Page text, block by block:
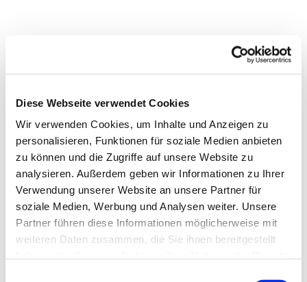
Diese Webseite verwendet Cookies
Wir verwenden Cookies, um Inhalte und Anzeigen zu
personalisieren, Funktionen für soziale Medien anbieten
zu können und die Zugriffe auf unsere Website zu
analysieren. Außerdem geben wir Informationen zu Ihrer
Verwendung unserer Website an unsere Partner für
soziale Medien, Werbung und Analysen weiter. Unsere
Partner führen diese Informationen möglicherweise mit
weiteren Daten zusammen, die Sie ihnen bereitgestellt
Dies könnte Sie auch
interessieren